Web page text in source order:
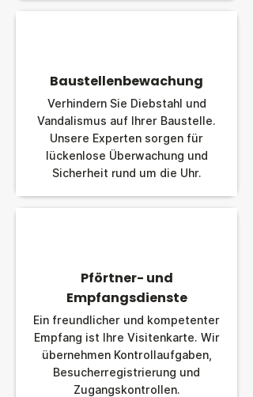
Baustellenbewachung
Verhindern Sie Diebstahl und
Vandalismus auf Ihrer Baustelle.
Unsere Experten sorgen für
lückenlose Überwachung und
Sicherheit rund um die Uhr.
Pförtner- und
Empfangsdienste
Ein freundlicher und kompetenter
Empfang ist Ihre Visitenkarte. Wir
übernehmen Kontrollaufgaben,
Besucherregistrierung und
Zugangskontrollen.